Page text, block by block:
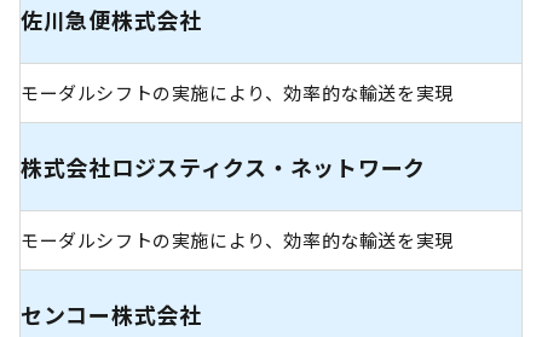
佐川急便株式会社
モーダルシフトの実施により、効率的な輸送を実現
株式会社ロジスティクス・ネットワーク
モーダルシフトの実施により、効率的な輸送を実現
センコー株式会社